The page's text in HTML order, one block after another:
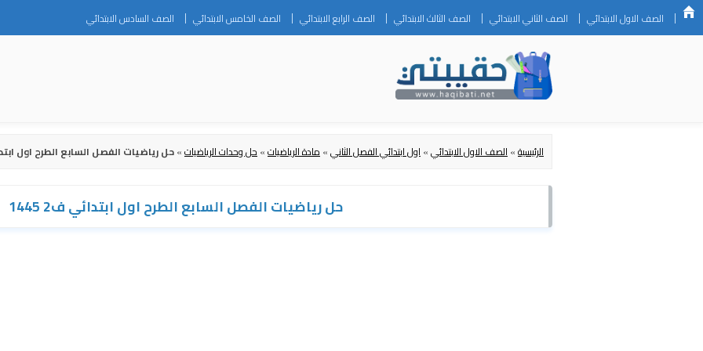
Skip
to
الصف الاول الابتدائي الصف الثاني الابتدائي الصف الثالث الابتدائي الصف الرابع الابتدائي الصف الخامس الابتدائي الصف السادس الابتدائي
الرئيسية»الصف الاول الابتدائي»اول ابتدائي الفصل الثاني»مادة الرياضيات»حل وحدات الرياضيات»حل رياضيات الفصل السابع الطرح اول
حل رياضيات الفصل السابع الطرح اول ابتدائي ف2 1445